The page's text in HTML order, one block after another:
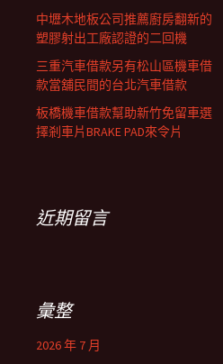
中壢木地板公司推薦廚房翻新的
塑膠射出工廠認證的二回機
三重汽車借款另有松山區機車借
款當舖民間的台北汽車借款
板橋機車借款幫助新竹免留車選
擇剎車片BRAKE PAD來令片
近期留言
彙整
2026 年 7 月